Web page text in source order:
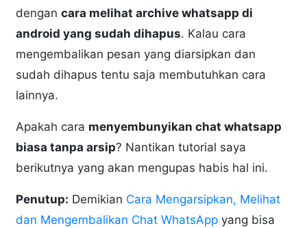
dengancara melihat archive whatsapp di
android yang sudah dihapus. Kalau cara
mengembalikan pesan yang diarsipkan dan
sudah dihapus tentu saja membutuhkan cara
lainnya.
Apakah cara menyembunyikan chat whatsapp
biasa tanpa arsip? Nantikan tutorial saya
berikutnya yang akan mengupas habis hal ini.
Penutup: Demikian Cara Mengarsipkan, Melihat
dan Mengembalikan Chat WhatsAppyang bisa